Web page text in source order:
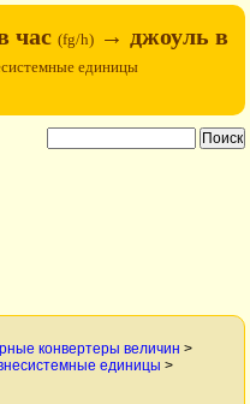
час (fg/h) → джоуль в
единицы
конвертеры величин >
единицы >